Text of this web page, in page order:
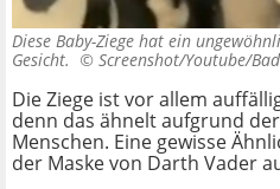
Diese Baby-Ziege hat ein
Gesicht. © Screenshot/Youtube/
Die Ziege ist vor allem
denn das ähnelt aufgrund
Menschen. Eine gewisse
der Maske von Darth Vader